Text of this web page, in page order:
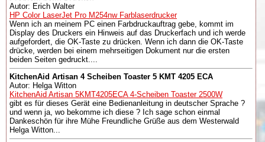
Autor: Erich Walter
HP Color LaserJet Pro M254nw Farblaserdrucker
Wenn ich an meinem PC einen Farbdruckauftrag gebe, kommt im
Display des Druckers ein Hinweis auf das Druckerfach und ich werde
aufgefordert, die OK-Taste zu drücken. Wenn ich dann die OK-Taste
drücke, werden bei einem mehrseitigen Dokument nur die ersten
beiden Seiten gedruckt....
KitchenAid Artisan 4 Scheiben Toaster 5 KMT 4205 ECA
Autor: Helga Witton
KitchenAid Artisan 5KMT4205ECA 4-Scheiben Toaster 2500W
gibt es für dieses Gerät eine Bedienanleitung in deutscher Sprache ?
und wenn ja, wo bekomme ich diese ? Ich sage schon einmal
Dankeschön für ihre Mühe Freundliche Grüße aus dem Westerwald
Helga Witton...